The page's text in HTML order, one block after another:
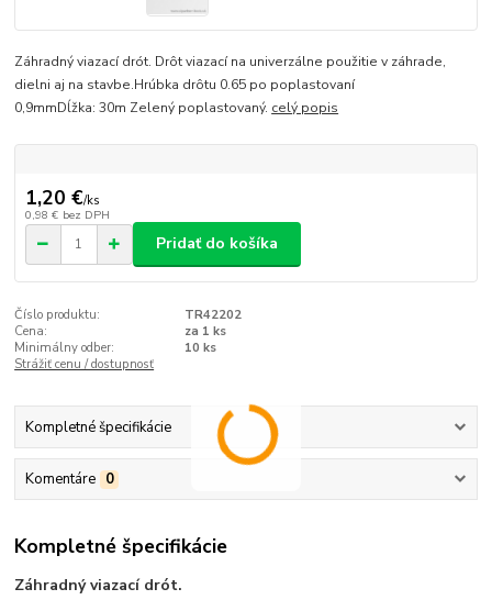
Záhradný viazací drót. Drôt viazací na univerzálne použitie v záhrade,
dielni aj na stavbe.Hrúbka drôtu 0.65 po poplastovaní
0,9mmDĺžka: 30m Zelený poplastovaný. celý popis
1,20 €/ks
0,98 € bez DPH
Pridať do košíka
Číslo produktu:
TR42202
Cena:
za 1 ks
Minimálny odber:
10 ks
Strážiť cenu / dostupnosť
Kompletné špecifikácie
Komentáre 0
Kompletné špecifikácie
Záhradný viazací drót.